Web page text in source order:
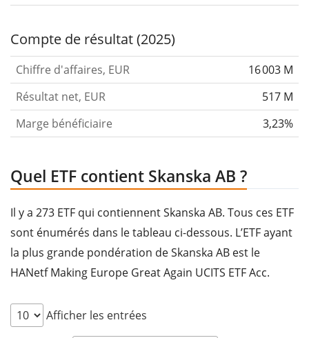
Compte de résultat (2025)
Chiffre d'affaires, EUR
16 003 M
Résultat net, EUR
517 M
Marge bénéficiaire
3,23%
Quel ETF contient Skanska AB ?
Il y a 273 ETF qui contiennent Skanska AB. Tous ces ETF
sont énumérés dans le tableau ci-dessous. L’ETF ayant
la plus grande pondération de Skanska AB est le
HANetf Making Europe Great Again UCITS ETF Acc.
Afficher les entrées